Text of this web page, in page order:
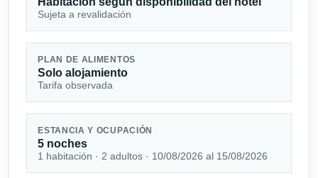
Sujeta a revalidación
PLAN DE ALIMENTOS
Solo alojamiento
Tarifa observada
ESTANCIA Y OCUPACIÓN
5 noches
1 habitación · 2 adultos · 10/08/2026 al 15/08/2026